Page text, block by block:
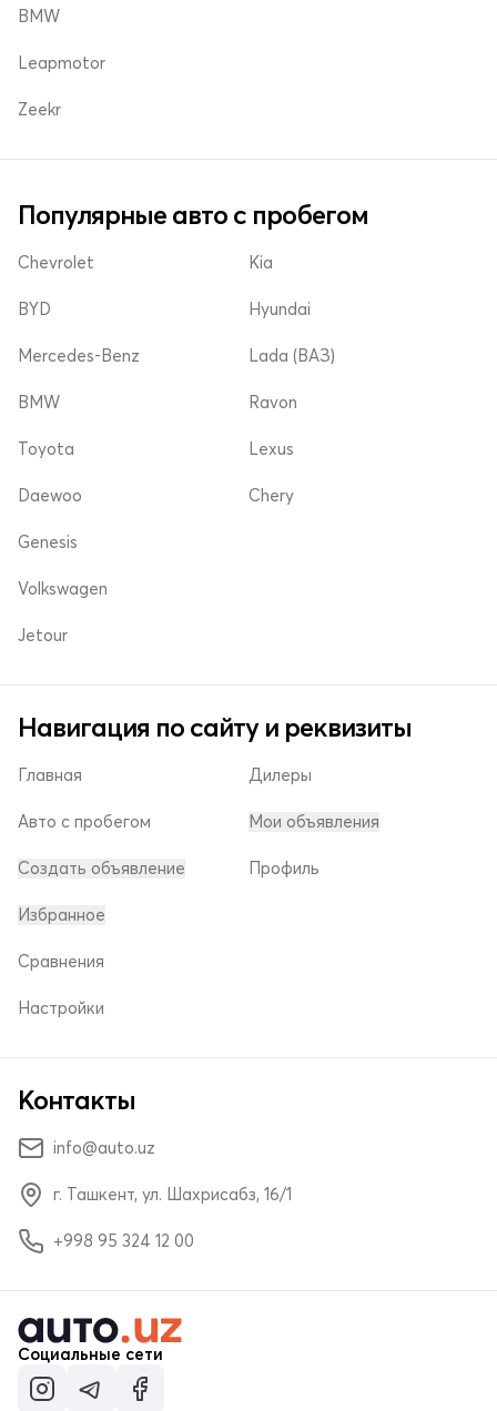
BMW
Leapmotor
Zeekr
Популярные авто с пробегом
Chevrolet
BYD
Mercedes-Benz
Kia
Hyundai
Lada (ВАЗ)
BMW
Toyota
Daewoo
Ravon
Lexus
Chery
Genesis
Volkswagen
Jetour
Навигация по сайту и реквизиты
Главная
Авто с пробегом
Создать объявление
Дилеры
Мои объявления
Профиль
Избранное
Сравнения
Настройки
Контакты
info@auto.uz
г. Ташкент, ул. Шахрисабз, 16/1
+998 95 324 12 00
Социальные сети